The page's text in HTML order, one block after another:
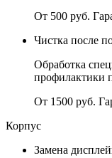
От 500 руб.
Чистка после
Обработка
профилактики
От 1500 руб.
Корпус
Замена